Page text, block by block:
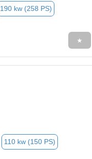
190 kw (258 PS)
★
110 kw (150 PS)